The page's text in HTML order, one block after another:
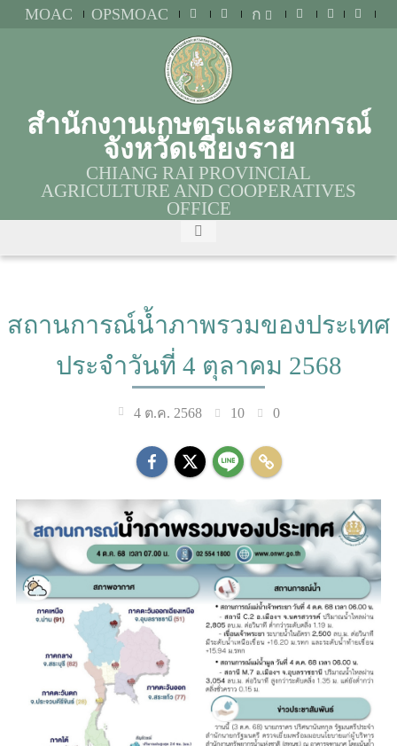
MOAC OPSMOAC ก
สำนักงานเกษตรและสหกรณ์
จังหวัดเชียงราย
CHIANG RAI PROVINCIAL
AGRICULTURE AND COOPERATIVES
OFFICE
สถานการณ์น้ำภาพรวมของประเทศ
ประจำวันที่ 4 ตุลาคม 2568
4 ต.ค. 2568 10 0